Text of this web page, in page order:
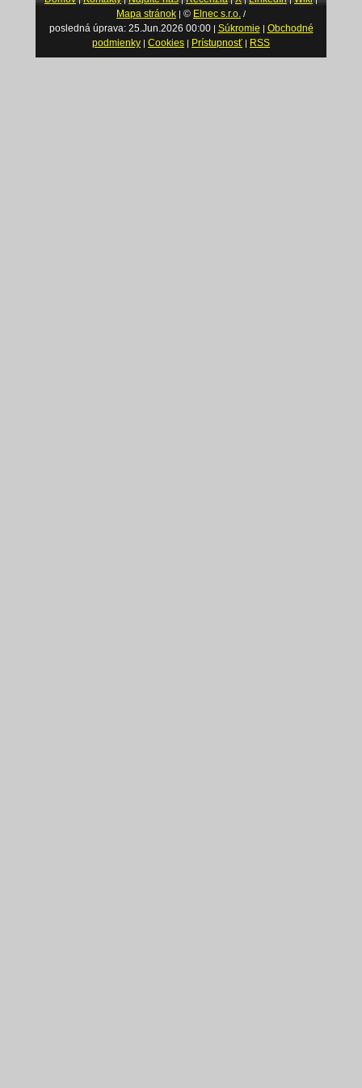
Mapa stránok | © Elnec s.r.o. /
posledná úprava: 25.Jun.2026 00:00| Súkromie | Obchodné
podmienky | Cookies | Prístupnosť | RSS